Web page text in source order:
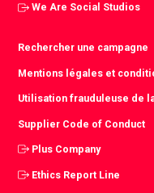
We Are Social Studios
Rechercher une campagne
Mentions légales et
Utilisation frauduleuse de
Supplier Code of Conduct
Plus Company
Ethics Report Line